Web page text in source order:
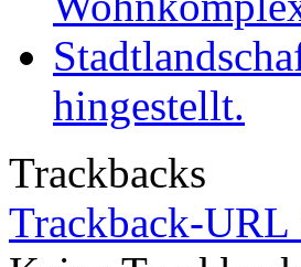
hingestellt.
Trackbacks
Trackback-